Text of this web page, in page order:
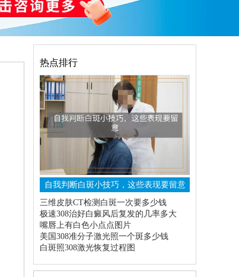
热点排行
自我判断白斑小技巧，这些表现要留意
三维皮肤CT检测白斑一次要多少钱
极速308治好白癜风后复发的几率多大
嘴唇上有白色小点点图片
美国308准分子激光照一个斑多少钱
白斑照308激光恢复过程图